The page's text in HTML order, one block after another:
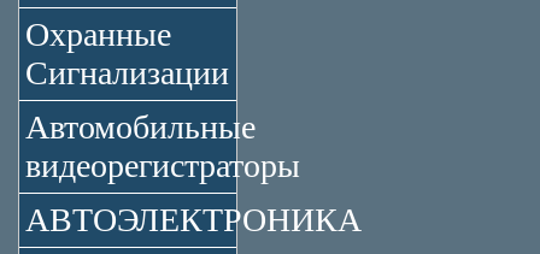
Охранные
Сигнализации
Автомобильные
видеорегистраторы
АВТОЭЛЕКТРОНИКА